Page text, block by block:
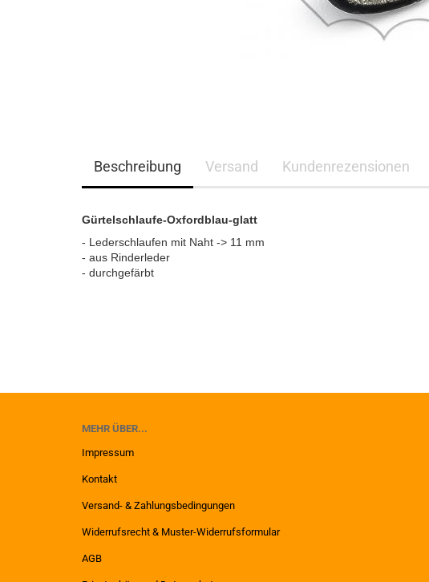
Beschreibung Versand Kundenrezensionen
Gürtelschlaufe-Oxfordblau-glatt
- Lederschlaufen mit Naht -> 11 mm
- aus Rinderleder
- durchgefärbt
MEHR ÜBER...
Impressum
Kontakt
Versand- & Zahlungsbedingungen
Widerrufsrecht & Muster-Widerrufsformular
AGB